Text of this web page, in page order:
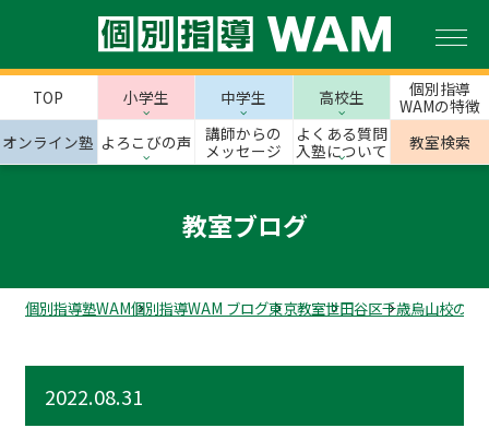
TOP 小学生 中学生 高校生
個別指導
WAMの特徴
オンライン塾 よろこびの声
講師からの
メッセージ
よくある質問
入塾について
教室検索
教室ブログ
個別指導塾WAM個別指導WAM ブログ東京教室世田谷区千歳烏山校のス
2022.08.31